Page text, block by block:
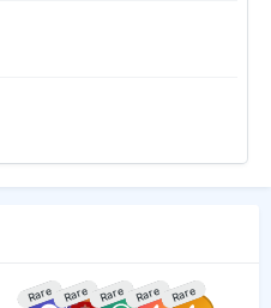
Rare Rare Rare Rare Rare